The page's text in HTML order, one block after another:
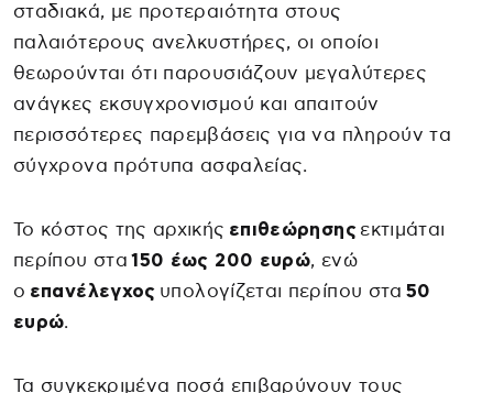
σταδιακά, με προτεραιότητα στους
παλαιότερους ανελκυστήρες, οι οποίοι
θεωρούνται ότι παρουσιάζουν μεγαλύτερες
ανάγκες εκσυγχρονισμού και απαιτούν
περισσότερες παρεμβάσεις για να πληρούν τα
σύγχρονα πρότυπα ασφαλείας.
Το κόστος της αρχικής επιθεώρησηςεκτιμάται
περίπου στα150 έως 200 ευρώ, ενώ
ο επανέλεγχος υπολογίζεται περίπου στα50
ευρώ.
Τα συγκεκριμένα ποσά επιβαρύνουν τους